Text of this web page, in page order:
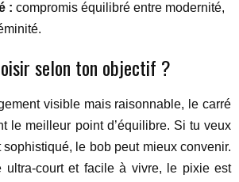
: compromis équilibré entre modernité,
selon ton objectif ?
visible mais raisonnable, le carré
le meilleur point d’équilibre. Si tu veux
sophistiqué, le bob peut mieux convenir.
ultra-court et facile à vivre, le pixie est